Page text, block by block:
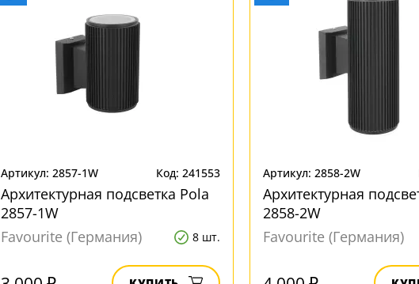
Артикул: 2857-1W Код: 241553
Архитектурная подсветка Pola
2857-1W
Favourite (Германия)
8 шт.
Артикул: 2858-2W
Архитектурная
2858-2W
Favourite (Германия)